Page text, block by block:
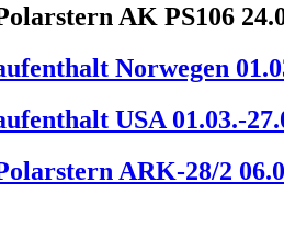
AK PS106
Norwegen
USA 01.03.-
ARK-28/2